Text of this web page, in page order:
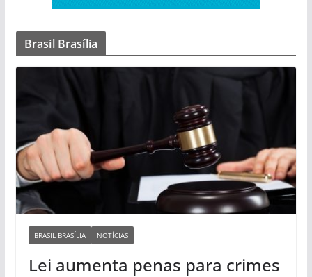
Brasil Brasília
BRASIL BRASÍLIA NOTÍCIAS
Lei aumenta penas para crimes